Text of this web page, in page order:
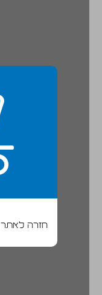
חזרה לאתר